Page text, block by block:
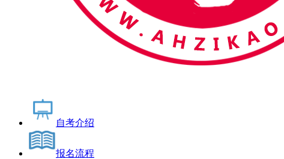
自考介绍
报名流程